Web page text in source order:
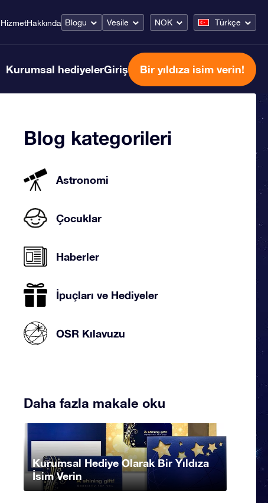
HizmetHakkında Blogu Vesile NOK Türkçe
Kurumsal hediyelerGiriş Bir yıldıza isim verin!
Blog kategorileri
Astronomi
Çocuklar
Haberler
İpuçları ve Hediyeler
OSR Kılavuzu
Daha fazla makale oku
Kurumsal Hediye Olarak Bir Yıldıza
İsim Verin